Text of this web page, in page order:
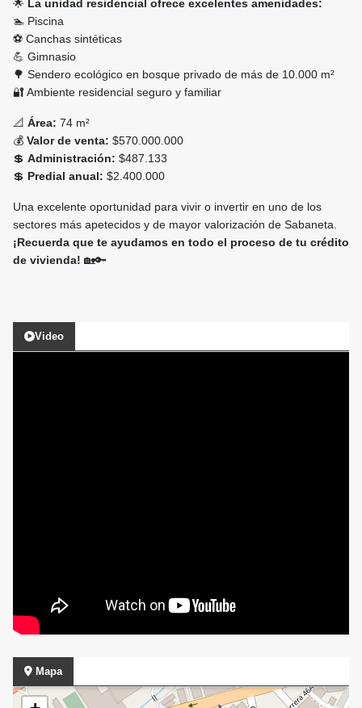
🌟 La unidad residencial ofrece excelentes amenidades:
🏊 Piscina
⚽ Canchas sintéticas
💪 Gimnasio
🌳 Sendero ecológico en bosque privado de más de 10.000 m²
🔐 Ambiente residencial seguro y familiar
📐 Área: 74 m²
💰 Valor de venta: $570.000.000
💲 Administración: $487.133
💲 Predial anual: $2.400.000
Una excelente oportunidad para vivir o invertir en uno de los
sectores más apetecidos y de mayor valorización de Sabaneta.
¡Recuerda que te ayudamos en todo el proceso de tu crédito
de vivienda! 🏡🔑
Video
Mapa